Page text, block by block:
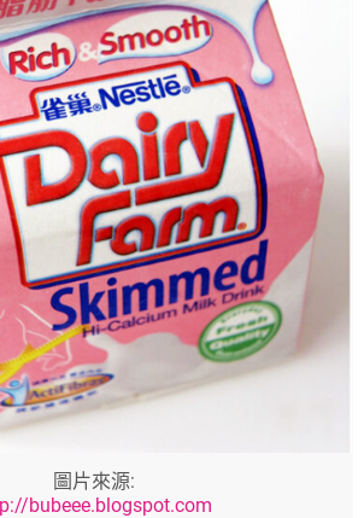
圖片來源:
bubeee.blogspot.com